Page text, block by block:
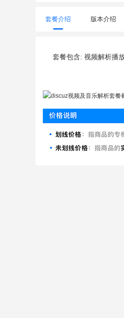
套餐介绍 版本介绍
套餐包含: 视频解析播